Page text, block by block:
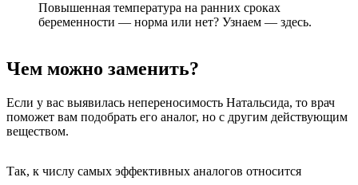
Повышенная температура на ранних сроках
беременности — норма или нет? Узнаем — здесь.
Чем можно заменить?
Если у вас выявилась непереносимость Натальсида, то врач
поможет вам подобрать его аналог, но с другим действующим
веществом.
Так, к числу самых эффективных аналогов относится